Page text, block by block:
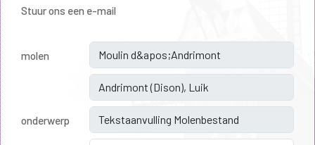
Stuur ons een e-mail
molen
onderwerp